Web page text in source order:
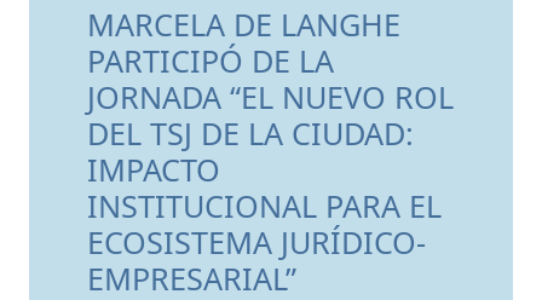
MARCELA DE LANGHE
PARTICIPÓ DE LA
JORNADA “EL NUEVO ROL
DEL TSJ DE LA CIUDAD:
IMPACTO
INSTITUCIONAL PARA EL
ECOSISTEMA JURÍDICO-
EMPRESARIAL”